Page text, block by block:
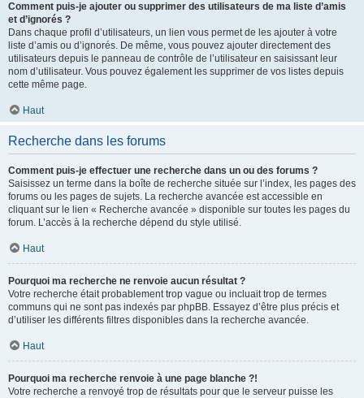
Comment puis-je ajouter ou supprimer des utilisateurs de ma liste d’amis
et d’ignorés ?
Dans chaque profil d’utilisateurs, un lien vous permet de les ajouter à votre
liste d’amis ou d’ignorés. De même, vous pouvez ajouter directement des
utilisateurs depuis le panneau de contrôle de l’utilisateur en saisissant leur
nom d’utilisateur. Vous pouvez également les supprimer de vos listes depuis
cette même page.
Haut
Recherche dans les forums
Comment puis-je effectuer une recherche dans un ou des forums ?
Saisissez un terme dans la boîte de recherche située sur l’index, les pages des
forums ou les pages de sujets. La recherche avancée est accessible en
cliquant sur le lien « Recherche avancée » disponible sur toutes les pages du
forum. L’accès à la recherche dépend du style utilisé.
Haut
Pourquoi ma recherche ne renvoie aucun résultat ?
Votre recherche était probablement trop vague ou incluait trop de termes
communs qui ne sont pas indexés par phpBB. Essayez d’être plus précis et
d’utiliser les différents filtres disponibles dans la recherche avancée.
Haut
Pourquoi ma recherche renvoie à une page blanche ?!
Votre recherche a renvoyé trop de résultats pour que le serveur puisse les